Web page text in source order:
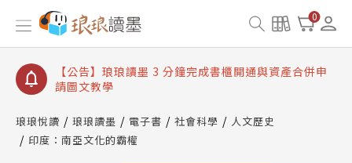
0
【公告】琅琅讀墨數位閱讀資產合併與書櫃開通申請
【公告】琅琅讀墨書櫃開通常見問題
【公告】琅琅讀墨 3 分鐘完成書櫃開通與資產合併申
請圖文教學
查詢
【公告】琅琅讀墨數位閱讀資產合併與書櫃開通申請
琅琅悅讀 琅琅讀墨 電子書 社會科學
人文歷史
印度：南亞文化的霸權